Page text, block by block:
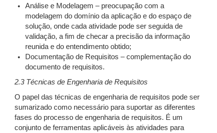
Análise e Modelagem – preocupação com a
modelagem do domínio da aplicação e do espaço de
solução, onde cada atividade pode ser seguida de
validação, a fim de checar a precisão da informação
reunida e do entendimento obtido;
Documentação de Requisitos – complementação do
documento de requisitos.
2.3 Técnicas de Engenharia de Requisitos
O papel das técnicas de engenharia de requisitos pode ser
sumarizado como necessário para suportar as diferentes
fases do processo de engenharia de requisitos. É um
conjunto de ferramentas aplicáveis às atividades para